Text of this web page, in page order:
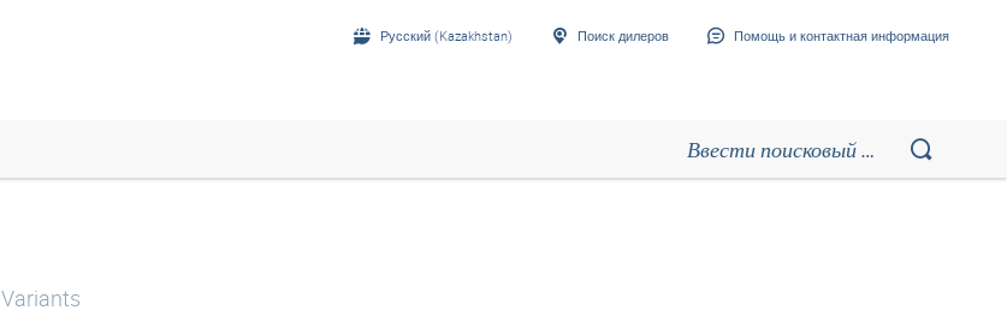
Русский (Kazakhstan) Поиск дилеров Помощь и контактная информация
Variants